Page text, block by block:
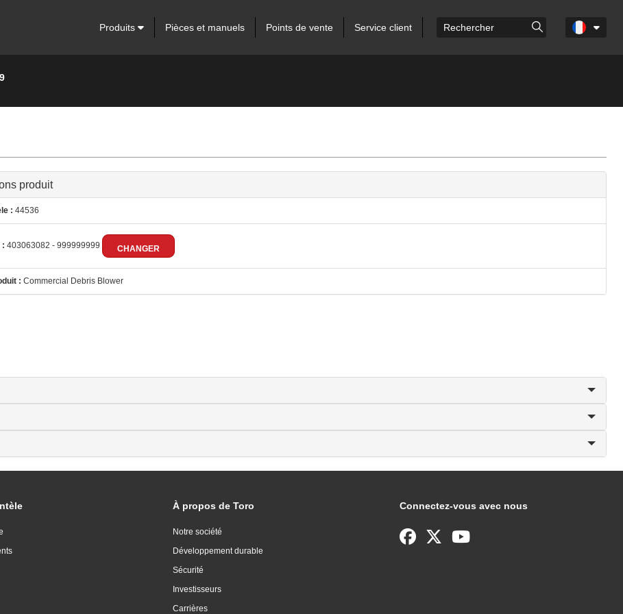
Produits Pièces et manuels Points de vente Service client
produit
: 44536
: 403063082 - 999999999 CHANGER
: Commercial Debris Blower
À propos de Toro
Notre société
Développement durable
Sécurité
Investisseurs
Carrières
Connectez-vous avec nous